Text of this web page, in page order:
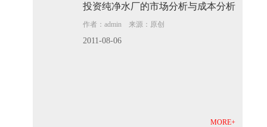
投资纯净水厂的市场分析与成本分析
作者：admin 来源：原创
2011-08-06
MORE+